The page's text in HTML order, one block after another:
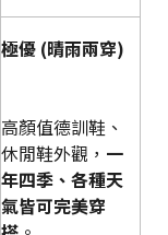
極優 (晴雨兩穿)
高顏值德訓鞋、
休閒鞋外觀， 一
年四季、各種天
氣皆可完美穿